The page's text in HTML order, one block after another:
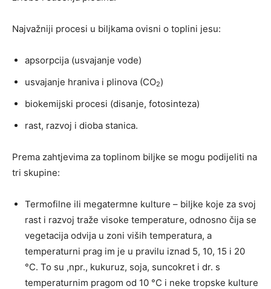
Najvažniji procesi u biljkama ovisni o toplini jesu:
apsorpcija (usvajanje vode)
usvajanje hraniva i plinova (CO2)
biokemijski procesi (disanje, fotosinteza)
rast, razvoj i dioba stanica.
Prema zahtjevima za toplinom biljke se mogu podijeliti na
tri skupine:
Termofilne ili megatermne kulture – biljke koje za svoj
rast i razvoj traže visoke temperature, odnosno čija se
vegetacija odvija u zoni viših temperatura, a
temperaturni prag im je u pravilu iznad 5, 10, 15 i 20
°C. To su ,npr., kukuruz, soja, suncokret i dr. s
temperaturnim pragom od 10 °C i neke tropske kulture